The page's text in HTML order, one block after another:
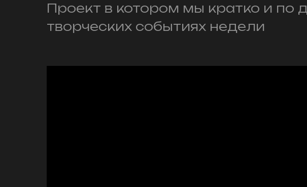
Проект в котором мы кратко и по
творческих событиях недели